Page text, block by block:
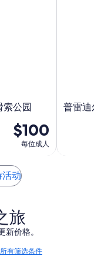
公园
$100
每位成人
普雷迪
活动
旅
价格。
有筛选条件